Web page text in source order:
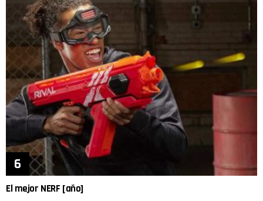
El mejor NERF [año]